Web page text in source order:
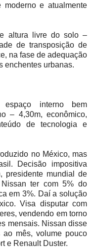
moderno e atualmente
altura livre do solo –
de transposição de
na fase de adequação
enchentes urbanas.
espaço interno bem
– 4,30m, econômico,
de tecnologia e
no México, mas
Decisão impositiva
presidente mundial de
Nissan ter com 5% do
em 3%. Daí a solução
Visa disputar com
vendendo em torno
mensais. Nissan disse
mês, volume pouco
e Renault Duster.